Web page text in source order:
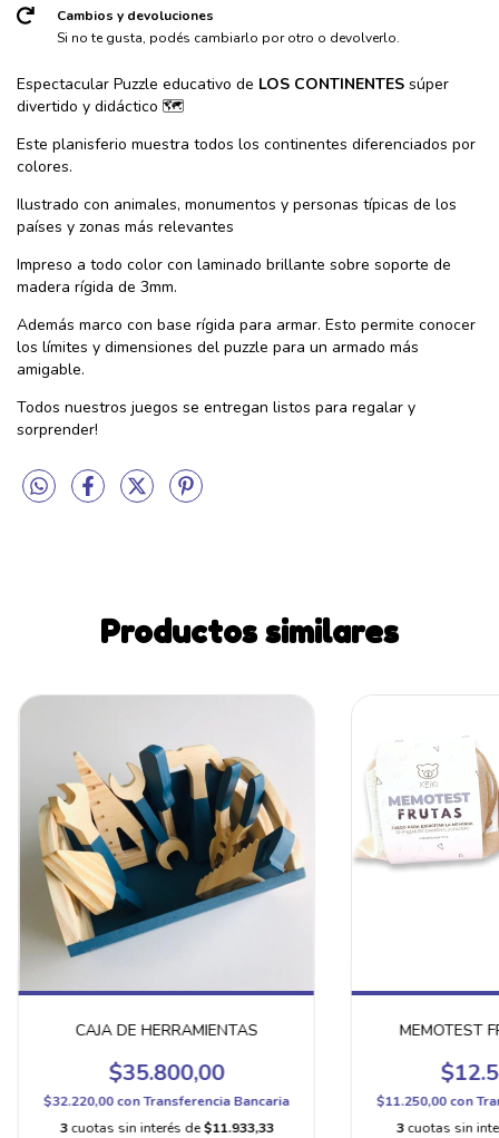
Cambios y devoluciones
Si no te gusta, podés cambiarlo por otro o devolverlo.
Espectacular Puzzle educativo de LOS CONTINENTES súper
divertido y didáctico 🗺️
Este planisferio muestra todos los continentes diferenciados por
colores.
Ilustrado con animales, monumentos y personas típicas de los
países y zonas más relevantes
Impreso a todo color con laminado brillante sobre soporte de
madera rígida de 3mm.
Además marco con base rígida para armar. Esto permite conocer
los límites y dimensiones del puzzle para un armado más
amigable.
Todos nuestros juegos se entregan listos para regalar y
sorprender!
Productos similares
CAJA DE HERRAMIENTAS
$35.800,00
$32.220,00conTransferencia Bancaria
3 cuotas sin interés de$11.933,33
MEMOTEST
$11.250,00con
3 cuotas sin